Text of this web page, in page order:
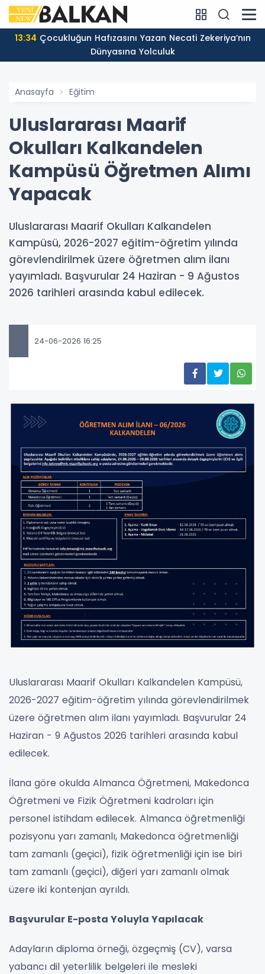
13:34
Dünyasına Yolculuk
Anasayfa Eğitim
Uluslararası Maarif
Okulları Kalkandelen
Kampüsü Öğretmen Alımı
Yapacak
Uluslararası Maarif Okulları Kalkandelen
Kampüsü, 2026-2027 eğitim-öğretim yılında
görevlendirilmek üzere öğretmen alım ilanı
yayımladı. Başvurular 24 Haziran - 9 Ağustos
2026 tarihleri arasında kabul edilecek.
24-06-2026 16:25
Uluslararası Maarif Okulları Kalkandelen Kampüsü,
2026-2027 eğitim-öğretim yılında görevlendirilmek
üzere öğretmen alım ilanı yayımladı. Başvurular 24
Haziran - 9 Ağustos 2026 tarihleri arasında kabul
edilecek.
İlana göre okulda Almanca Öğretmeni, Makedonca
Öğretmeni ve Fizik Öğretmeni kadroları için
personel istihdam edilecek. Almanca öğretmenliği
pozisyonu yarı zamanlı, Makedonca öğretmenliği
tam zamanlı (geçici), fizik öğretmenliği için ise biri
tam zamanlı (geçici), diğeri yarı zamanlı olmak
üzere iki kontenjan ayrıldı.
Başvurular E-posta Yoluyla Yapılacak
Adayların diploma örneği, özgeçmiş (CV), varsa
yabancı dil yeterlilik belgeleri ile mesleki